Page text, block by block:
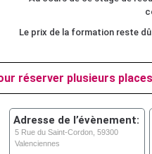
Le prix de la formation reste
réserver plusieurs
Adresse de l’évènement:
5 Rue du Saint-Cordon, 59300
Valenciennes